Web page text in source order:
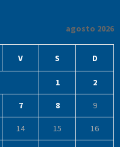
agosto 2026
V S D
1 2
7 8 9
14 15 16